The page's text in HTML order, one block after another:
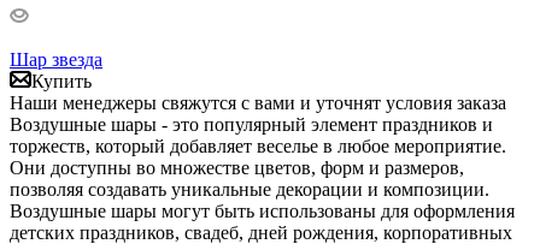
Шар звезда
Купить
Наши менеджеры свяжутся с вами и уточнят условия заказа
Воздушные шары - это популярный элемент праздников и
торжеств, который добавляет веселье в любое мероприятие.
Они доступны во множестве цветов, форм и размеров,
позволяя создавать уникальные декорации и композиции.
Воздушные шары могут быть использованы для оформления
детских праздников, свадеб, дней рождения, корпоративных